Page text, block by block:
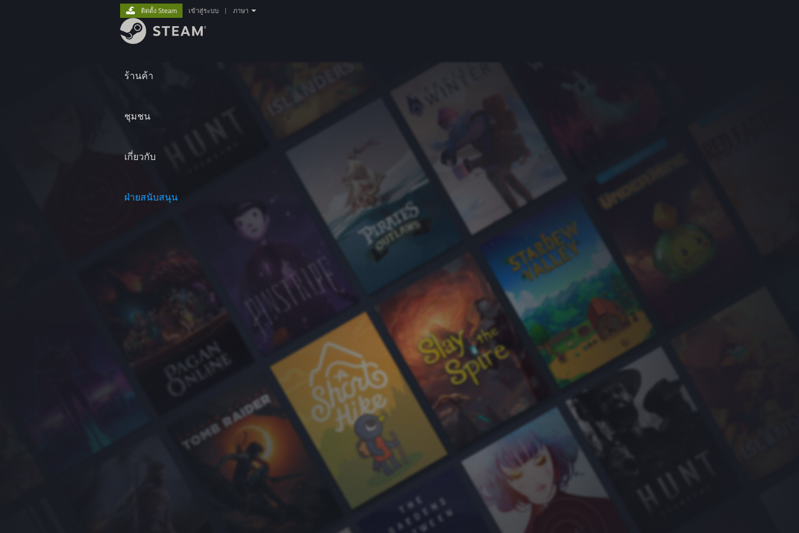
ร้านค้า
ชุมชน
เกี่ยวกับ
ฝ่ายสนับสนุน
ติดตั้ง Steam เข้าสู่ระบบ ภาษา